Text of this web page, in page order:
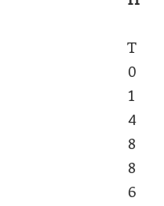
T
0
1
4
8
8
6